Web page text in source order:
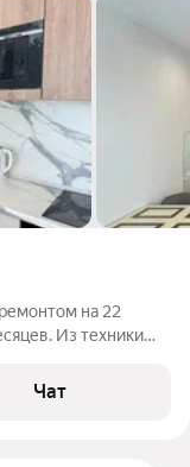
на 22
Из техники
Чат